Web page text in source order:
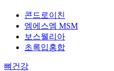
콘드로이친
엠에스엠 MSM
보스웰리아
초록입홍합
뼈건강